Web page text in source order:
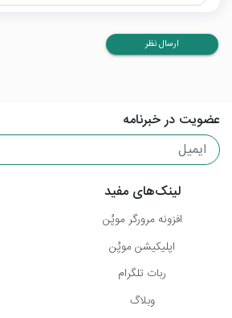
ارسال نظر
عضویت در خبرنامه
لینک‌های مفید
افزونه مرورگر موپُن
اپلیکیشن موپُن
ربات تلگرام
وبلاگ